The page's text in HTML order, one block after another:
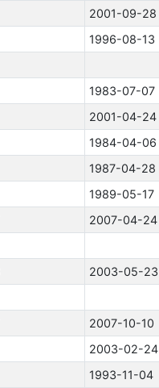
2001-09-28
1996-08-13
1983-07-07
2001-04-24
1984-04-06
1987-04-28
1989-05-17
2007-04-24
2003-05-23
2007-10-10
2003-02-24
1993-11-04